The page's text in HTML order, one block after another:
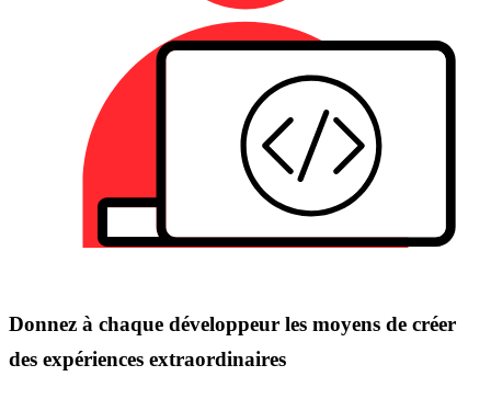
Donnez à chaque développeur les moyens de créer
des expériences extraordinaires